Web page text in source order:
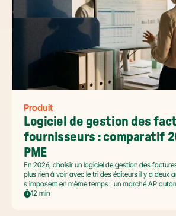
Produit
Logiciel de gestion des
fournisseurs : comparatif
PME
En 2026, choisir un logiciel de gestion des
plus rien à voir avec le tri des éditeurs il y a deux
s'imposent en même temps : un marché AP
USD en pleine accélération, une réforme facture
12 min